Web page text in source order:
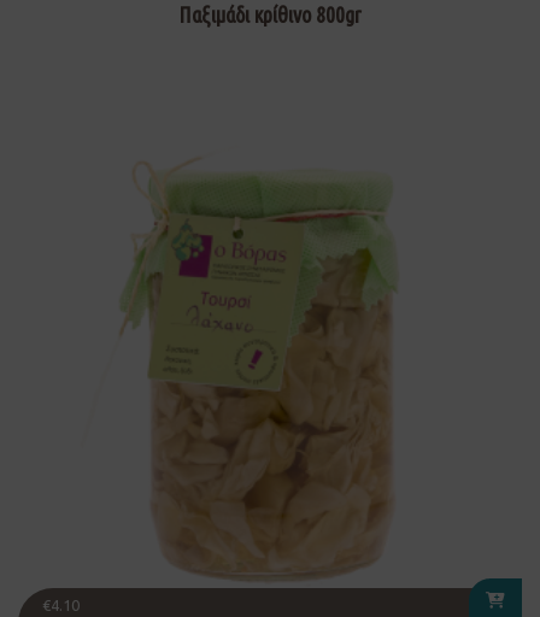
Παξιμάδι κρίθινο 800gr
€4.10